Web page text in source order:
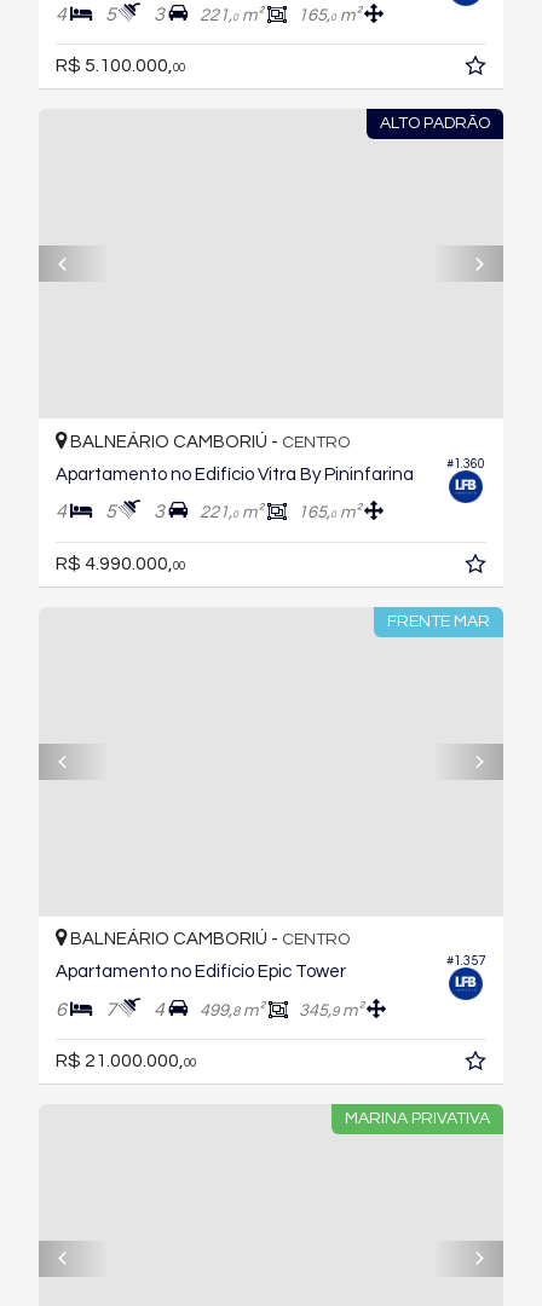
4 5 3 221,0m² 165,0m²
R$ 5.100.000,00
ALTO PADRÃO
#1.360
BALNEÁRIO CAMBORIÚ - CENTRO
Apartamento no Edifício Vitra By Pininfarina
4 5 3 221,0m² 165,0m²
R$ 4.990.000, 00
FRENTE MAR
#1.357
BALNEÁRIO CAMBORIÚ - CENTRO
Apartamento no Edifício Epic Tower
6 7 4 499,8m² 345,9m²
R$ 21.000.000, 00
MARINA PRIVATIVA